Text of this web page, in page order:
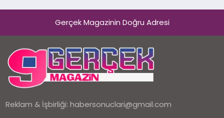
Gerçek Magazinin Doğru Adresi
Reklam & İşbirliği:habersonuclari@gmail.com